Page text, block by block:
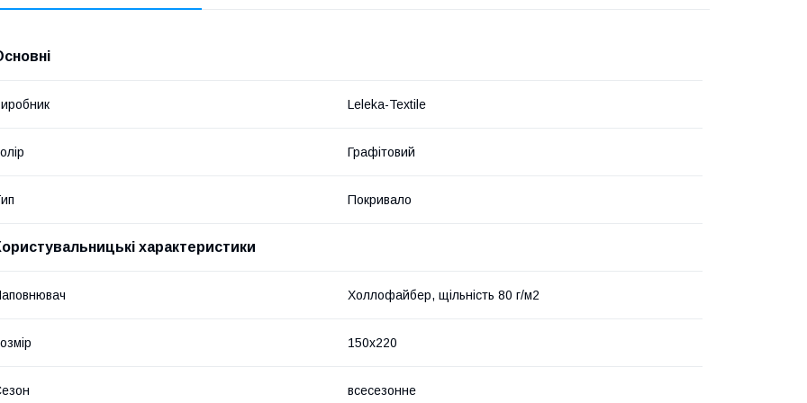
Leleka-Textile
Графітовий
Покривало
характеристики
Холлофайбер, щільність 80 г/м2
150х220
всесезонне